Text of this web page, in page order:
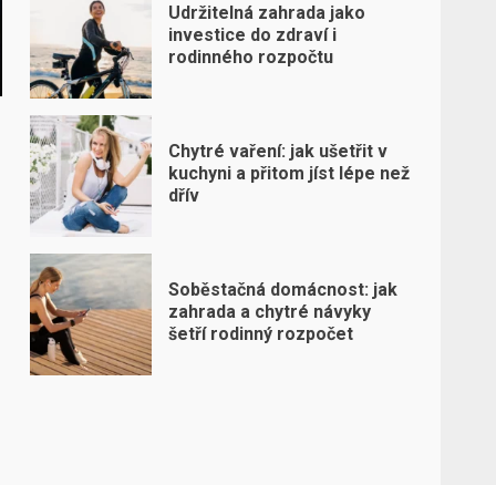
Udržitelná zahrada jako
investice do zdraví i
rodinného rozpočtu
Chytré vaření: jak ušetřit v
kuchyni a přitom jíst lépe než
dřív
Soběstačná domácnost: jak
zahrada a chytré návyky
šetří rodinný rozpočet